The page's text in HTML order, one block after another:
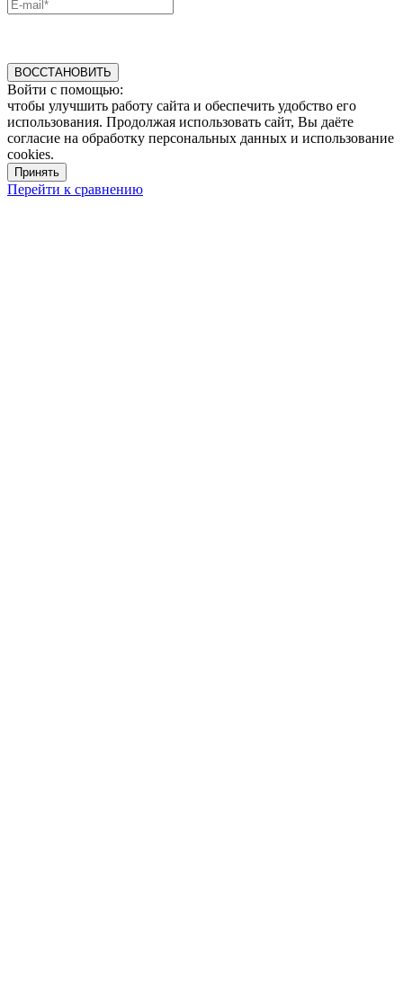
ВОССТАНОВИТЬ
Войти с помощью:
чтобы улучшить работу сайта и обеспечить удобство его
использования. Продолжая использовать сайт, Вы даёте
согласие на обработку персональных данных и использование
cookies.
Принять
Перейти к сравнению